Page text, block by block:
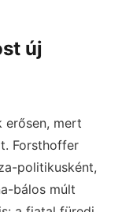
új
erősen, mert
Forsthoffer
politikusként,
bálos múlt